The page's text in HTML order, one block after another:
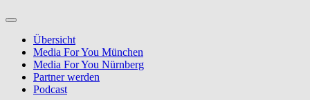
Übersicht
Media For You München
Media For You Nürnberg
Partner werden
Podcast